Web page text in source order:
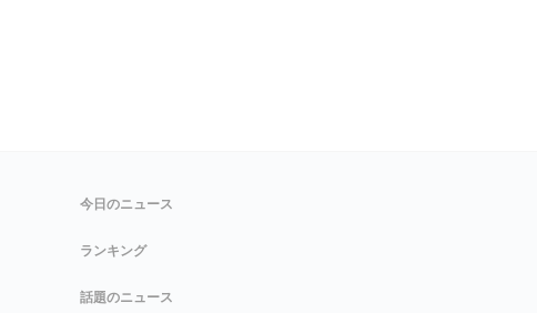
今日のニュース
ランキング
話題のニュース